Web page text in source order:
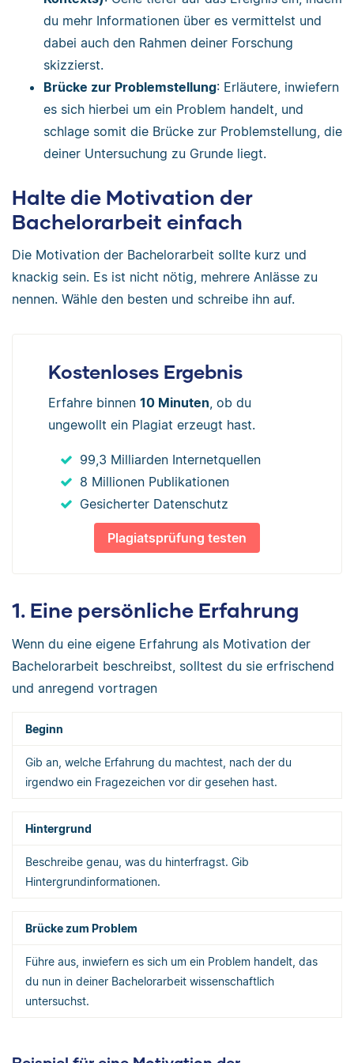
du mehr Informationen über es vermittelst und
dabei auch den Rahmen deiner Forschung
skizzierst.
Brücke zur Problemstellung: Erläutere, inwiefern
es sich hierbei um ein Problem handelt, und
schlage somit die Brücke zur Problemstellung, die
deiner Untersuchung zu Grunde liegt.
Halte die Motivation der
Bachelorarbeit einfach
Die Motivation der Bachelorarbeit sollte kurz und
knackig sein. Es ist nicht nötig, mehrere Anlässe zu
nennen. Wähle den besten und schreibe ihn auf.
Kostenloses Ergebnis
Erfahre binnen 10 Minuten, ob du
ungewollt ein Plagiat erzeugt hast.
99,3 Milliarden Internetquellen
8 Millionen Publikationen
Gesicherter Datenschutz
Plagiatsprüfung testen
1. Eine persönliche Erfahrung
Wenn du eine eigene Erfahrung als Motivation der
Bachelorarbeit beschreibst, solltest du sie erfrischend
und anregend vortragen
Beginn
Gib an, welche Erfahrung du machtest, nach der du
irgendwo ein Fragezeichen vor dir gesehen hast.
Hintergrund
Beschreibe genau, was du hinterfragst. Gib
Hintergrundinformationen.
Brücke zum Problem
Führe aus, inwiefern es sich um ein Problem handelt, das
du nun in deiner Bachelorarbeit wissenschaftlich
untersuchst.